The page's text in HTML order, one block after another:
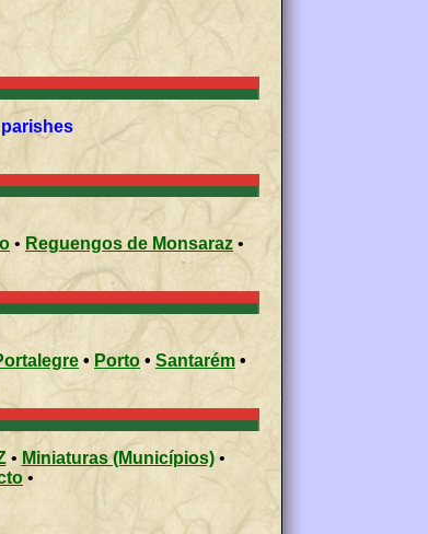
• Reguengos de Monsaraz •
• Porto • Santarém •
• Miniaturas (Municípios)•
•